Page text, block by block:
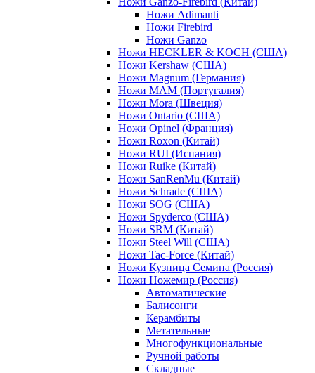
Ножи Adimanti
Ножи Firebird
Ножи Ganzo
Ножи HECKLER & KOCH (США)
Ножи Kershaw (США)
Ножи Magnum (Германия)
Ножи MAM (Португалия)
Ножи Mora (Швеция)
Ножи Ontario (США)
Ножи Opinel (Франция)
Ножи Roxon (Китай)
Ножи RUI (Испания)
Ножи Ruike (Китай)
Ножи SanRenMu (Китай)
Ножи Schrade (США)
Ножи SOG (США)
Ножи Spyderco (США)
Ножи SRM (Китай)
Ножи Steel Will (США)
Ножи Tac-Force (Китай)
Ножи Кузница Семина (Россия)
Ножи Ножемир (Россия)
Автоматические
Балисонги
Керамбиты
Метательные
Многофункциональные
Ручной работы
Складные